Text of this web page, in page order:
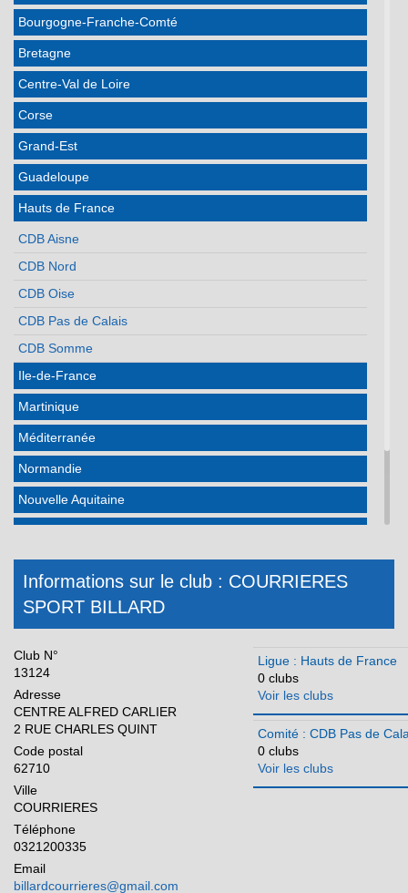
Bourgogne-Franche-Comté
Bretagne
Centre-Val de Loire
Corse
Grand-Est
Guadeloupe
Hauts de France
CDB Aisne
CDB Nord
CDB Oise
CDB Pas de Calais
CDB Somme
Ile-de-France
Martinique
Méditerranée
Normandie
Nouvelle Aquitaine
Pays de la Loire
Réunion
Informations sur le club : COURRIERES
SPORT BILLARD
Club N°
13124
Adresse
CENTRE ALFRED CARLIER
2 RUE CHARLES QUINT
Code postal
62710
Ville
COURRIERES
Téléphone
0321200335
Email
billardcourrieres@gmail.com
Ligue : Hauts de France
0 clubs
Voir les clubs
Comité : CDB Pas de
0 clubs
Voir les clubs